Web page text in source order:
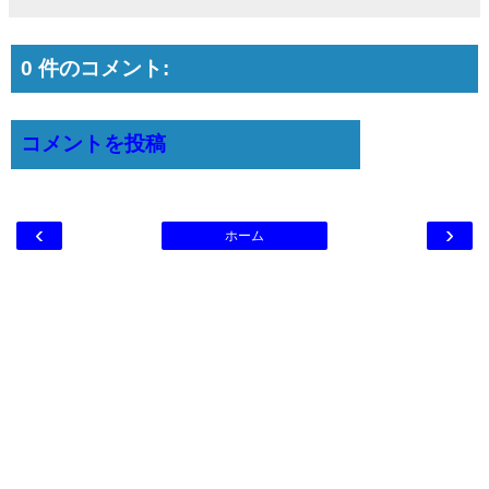
0 件のコメント:
コメントを投稿
‹ ›
ホーム